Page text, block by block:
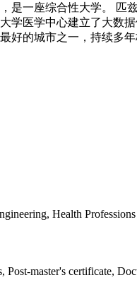
是一座综合性大学。
学医学中心建立了大数
的城市之一，持续多
Health
master's certificate,